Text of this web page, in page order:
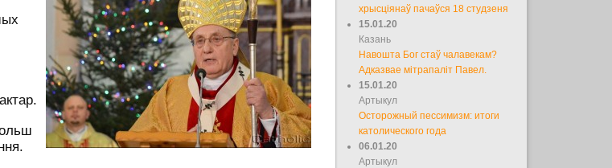
хрысціянаў пачаўся 18 студзеня
15.01.20
Казань
Навошта Бог стаў чалавекам?
Адказвае мітрапаліт Павел.
15.01.20
Артыкул
Осторожный пессимизм: итоги
католического года
06.01.20
Артыкул